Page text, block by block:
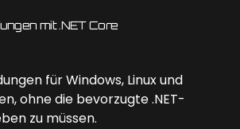
mit .NET Core
für Windows, Linux und
ohne die bevorzugte .NET-
zu müssen.